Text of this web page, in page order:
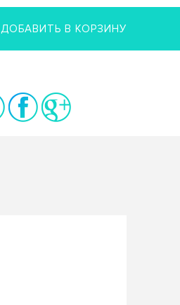
ДОБАВИТЬ В КОРЗИНУ